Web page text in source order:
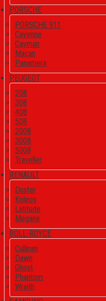
PORSCHE
PORSCHE 911
Cayenne
Cayman
Macan
Panamera
PEUGEOT
208
308
408
508
2008
3008
5008
Traveller
RENAULT
Duster
Koleos
Latitude
Megane
ROLL-ROYCE
Cullinan
Dawn
Ghost
Phantom
Wraith